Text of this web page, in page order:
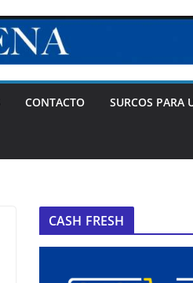
CONTACTO SURCOS PARA
CASH FRESH